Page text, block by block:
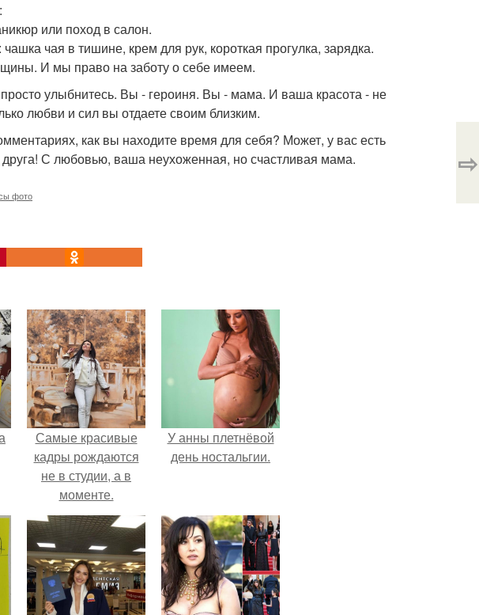
или поход в салон.
чая в тишине, крем для рук, короткая прогулка, зарядка.
И мы право на заботу о себе имеем.
улыбнитесь. Вы - героиня. Вы - мама. И ваша красота - не
любви и сил вы отдаете своим близким.
как вы находите время для себя? Может, у вас есть
С любовью, ваша неухоженная, но счастливая мама.
фото
⇨
Самые красивые
кадры рождаются
не в студии, а в
моменте.
У анны плетнёвой
день ностальгии.